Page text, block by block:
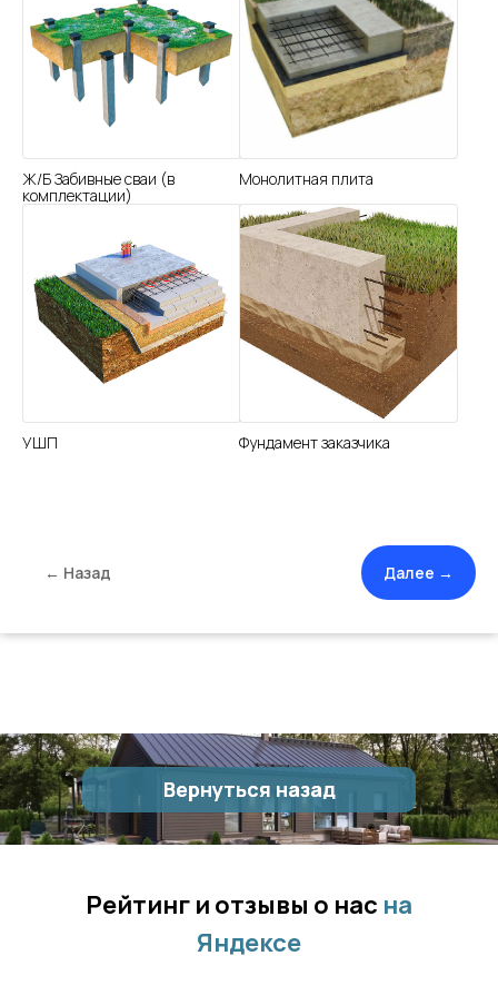
Ж/Б Забивные сваи (в
комплектации)
Монолитная плита
УШП Фундамент заказчика
← Назад Далее →
Вернуться назад
Вернуться назад
Рейтинг и отзывы о нас на
Яндексе